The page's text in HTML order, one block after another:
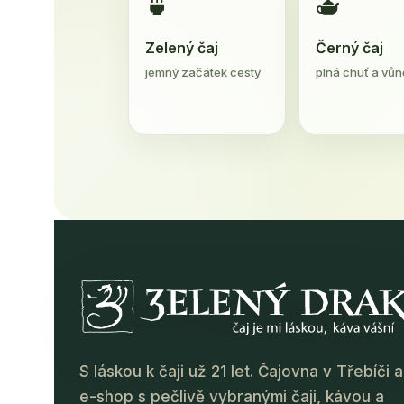
🍵
Zelený čaj
jemný začátek cesty
🫖
Černý čaj
plná chuť a
S láskou k čaji už 21 let. Čajovna v Třebíči a
e-shop s pečlivě vybranými čaji, kávou a